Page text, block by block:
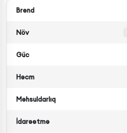
Brend
Növ
Güc
Həcm
Məhsuldarlıq
İdarəetmə